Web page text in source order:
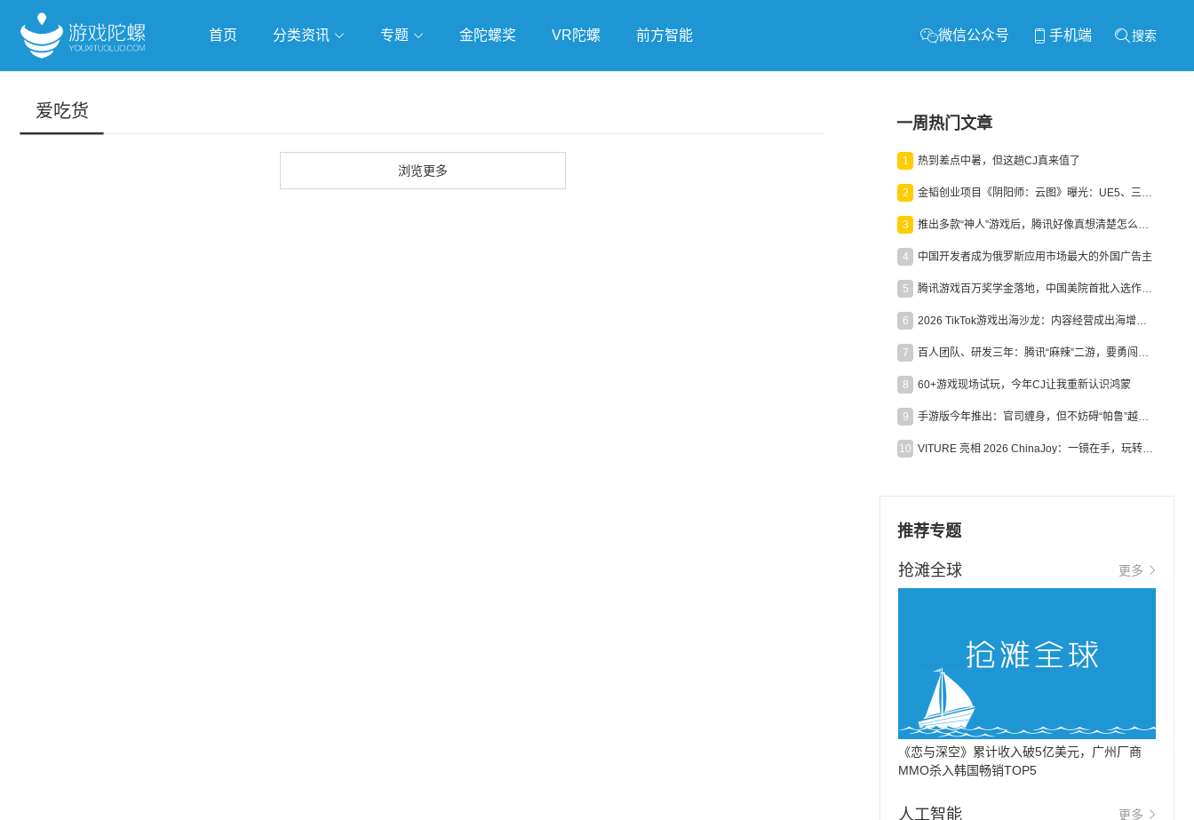
首页 分类资讯 专题 金陀螺奖 VR陀螺 前方智能 微信公众号 手机端 搜索
爱吃货
浏览更多
一周热门文章
1 热到差点中暑，但这趟CJ真来值了
2 金韬创业项目《阴阳师：云图》曝光：UE5、三端互通、ARPG
3 推出多款“神人”游戏后，腾讯好像真想清楚怎么做二次元了
4 中国开发者成为俄罗斯应用市场最大的外国广告主
5 腾讯游戏百万奖学金落地，中国美院首批入选作品获业内关注
6 2026 TikTok游戏出海沙龙：内容经营成出海增长新引擎
7 百人团队、研发三年：腾讯“麻辣”二游，要勇闯男性恋爱市场
8 60+游戏现场试玩，今年CJ让我重新认识鸿蒙
9 手游版今年推出：官司缠身，但不妨碍“帕鲁”越来越火
10 VITURE 亮相 2026 ChinaJoy：一镜在手，玩转全场！
推荐专题
抢滩全球 更多
《恋与深空》累计收入破5亿美元，广州厂商
MMO杀入韩国畅销TOP5
人工智能 更多